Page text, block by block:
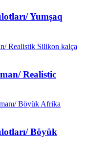
Yumşaq
Realistic
Böyük